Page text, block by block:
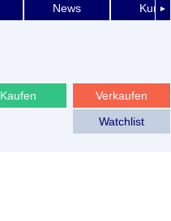
►
News
Verkaufen
Kaufen
Watchlist